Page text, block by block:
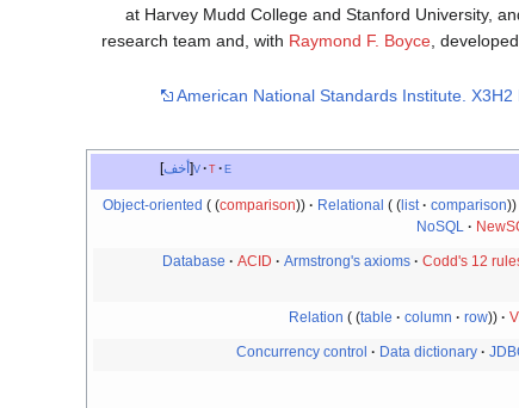
at Harvey Mudd College and Stanford University,
research team and, with Raymond F. Boyce,
American National Standards Institute.
أخف v t e
Object-oriented comparison Relational list comparison
NoSQL
Database ACID Armstrong's axioms Codd's 12
Relation table column row
Concurrency control Data dictionary